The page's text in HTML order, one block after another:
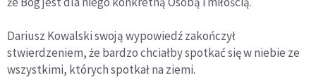
Dariusz Kowalski swoją wypowiedź zakończył
stwierdzeniem, że bardzo chciałby spotkać się w niebie ze
wszystkimi, których spotkał na ziemi.